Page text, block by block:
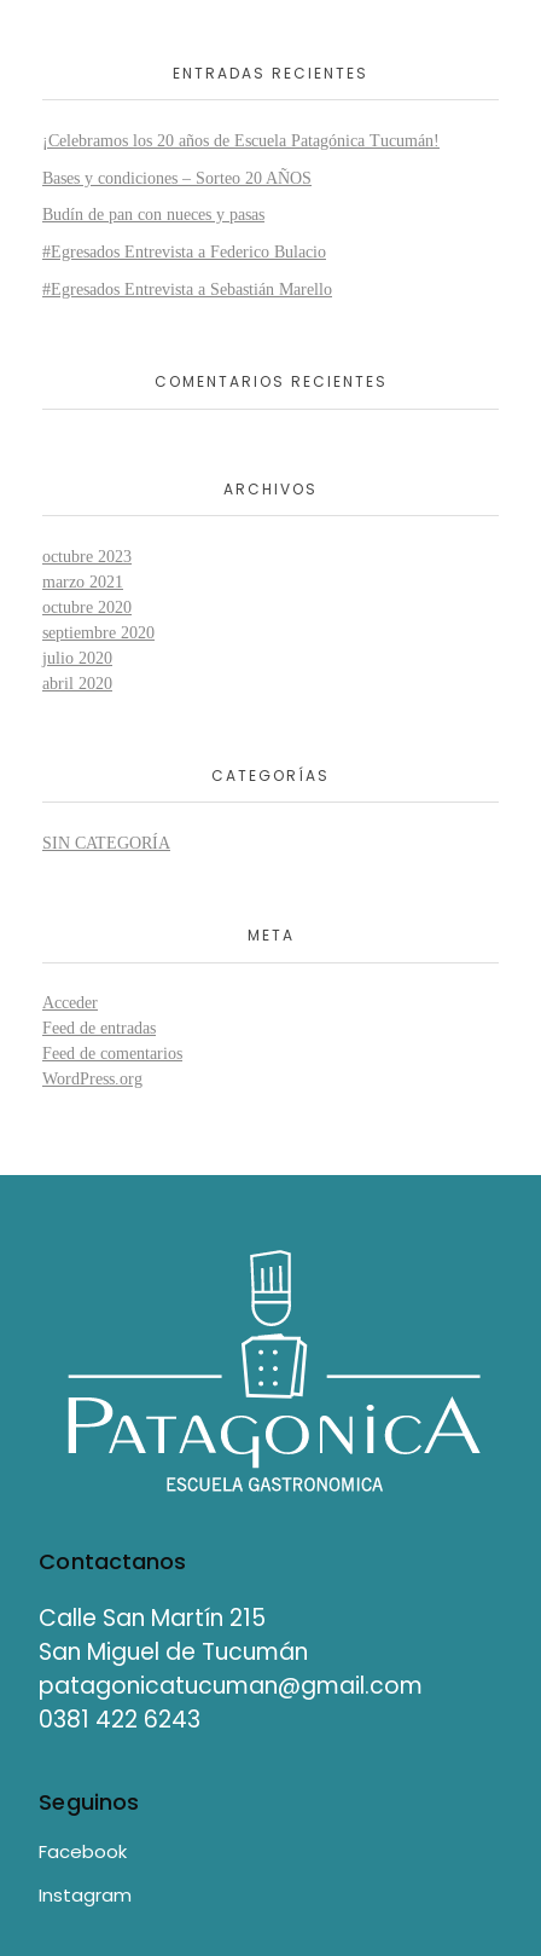
ENTRADAS RECIENTES
¡Celebramos los 20 años de Escuela Patagónica Tucumán!
Bases y condiciones – Sorteo 20 AÑOS
Budín de pan con nueces y pasas
#Egresados Entrevista a Federico Bulacio
#Egresados Entrevista a Sebastián Marello
COMENTARIOS RECIENTES
ARCHIVOS
octubre 2023
marzo 2021
octubre 2020
septiembre 2020
julio 2020
abril 2020
CATEGORÍAS
SIN CATEGORÍA
META
Acceder
Feed de entradas
Feed de comentarios
WordPress.org
Contactanos
Calle San Martín 215
San Miguel de Tucumán
patagonicatucuman@gmail.com
0381 422 6243
Seguinos
Facebook
Instagram